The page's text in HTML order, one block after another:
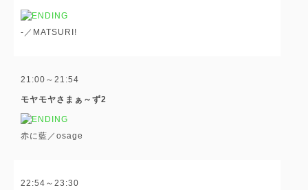
-／MATSURI!
21:00～21:54
モヤモヤさまぁ～ず2
赤に藍／osage
22:54～23:30